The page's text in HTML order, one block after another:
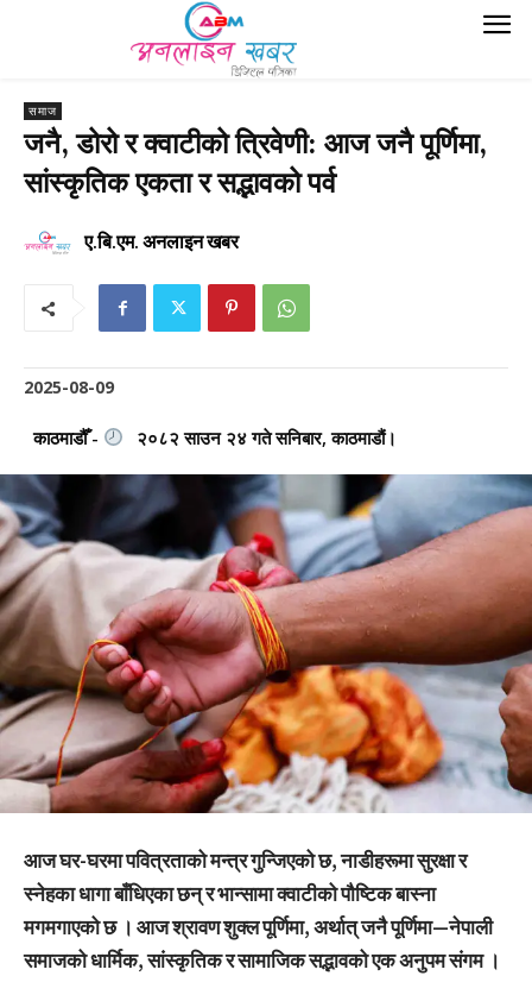
समाज
जनै, डोरो र क्वाटीको त्रिवेणी: आज जनै पूर्णिमा,
सांस्कृतिक एकता र सद्भावको पर्व
ए.बि.एम. अनलाइन खबर
2025-08-09
काठमाडौँ - २०८२ साउन २४ गते सनिबार, काठमाडौं।
आज घर-घरमा पवित्रताको मन्त्र गुन्जिएको छ, नाडीहरूमा सुरक्षा र
स्नेहका धागा बाँधिएका छन् र भान्सामा क्वाटीको पौष्टिक बास्ना
मगमगाएको छ । आज श्रावण शुक्ल पूर्णिमा, अर्थात् जनै पूर्णिमा—नेपाली
समाजको धार्मिक, सांस्कृतिक र सामाजिक सद्भावको एक अनुपम संगम ।